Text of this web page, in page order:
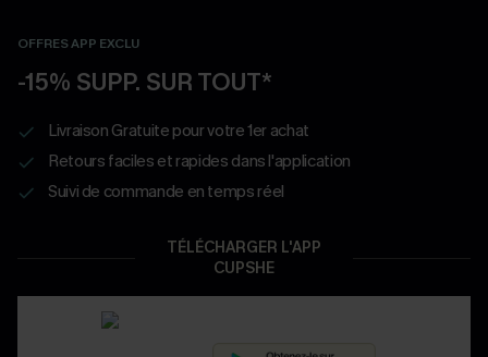
OFFRES APP EXCLU
-15% SUPP. SUR TOUT*
Livraison Gratuite pour votre 1er achat
Retours faciles et rapides dans l'application
Suivi de commande en temps réel
TÉLÉCHARGER L'APP
CUPSHE